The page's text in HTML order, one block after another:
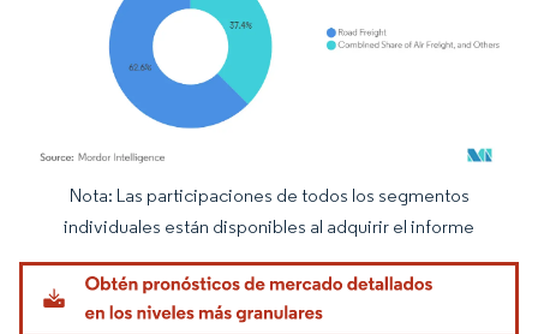
Imagen © Mordor Intelligence. El uso requiere atribución según CC BY 4.0.
Nota: Las participaciones de todos los segmentos
individuales están disponibles al adquirir el informe